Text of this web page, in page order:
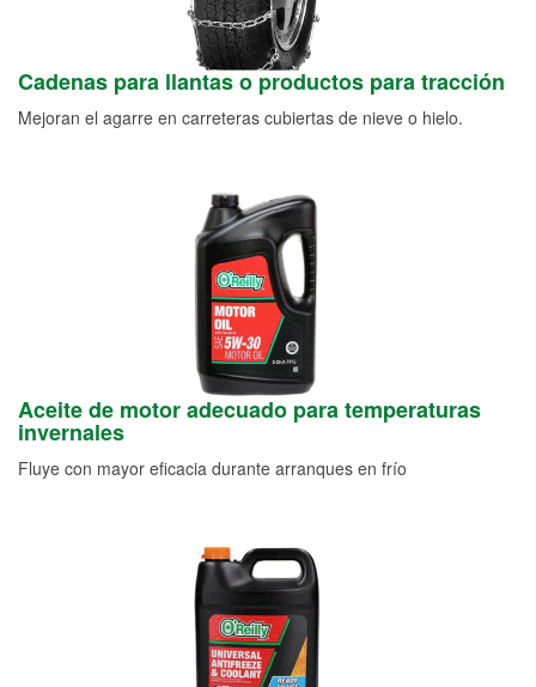
Cadenas para llantas o productos para tracción
Mejoran el agarre en carreteras cubiertas de nieve o hielo.
Aceite de motor adecuado para temperaturas
invernales
Fluye con mayor eficacia durante arranques en frío